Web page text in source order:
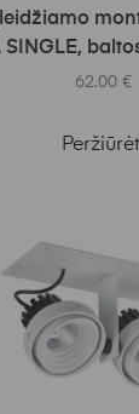
Į
SINGLE,
62.00 €